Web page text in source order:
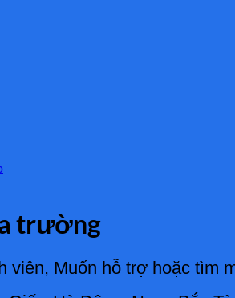
trường
viên, Muốn hỗ trợ hoặc tìm